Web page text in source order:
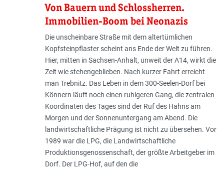
Von Bauern und Schlossherren.
Immobilien-Boom bei Neonazis
Die unscheinbare Straße mit dem altertümlichen
Kopfsteinpflaster scheint ans Ende der Welt zu führen.
Hier, mitten in Sachsen-Anhalt, unweit der A14, wirkt die
Zeit wie stehengeblieben. Nach kurzer Fahrt erreicht
man Trebnitz. Das Leben in dem 300-Seelen-Dorf bei
Könnern läuft noch einen ruhigeren Gang, die zentralen
Koordinaten des Tages sind der Ruf des Hahns am
Morgen und der Sonnenuntergang am Abend. Die
landwirtschaftliche Prägung ist nicht zu übersehen. Vor
1989 war die LPG, die Landwirtschaftliche
Produktionsgenossenschaft, der größte Arbeitgeber im
Dorf. Der LPG-Hof, auf den die